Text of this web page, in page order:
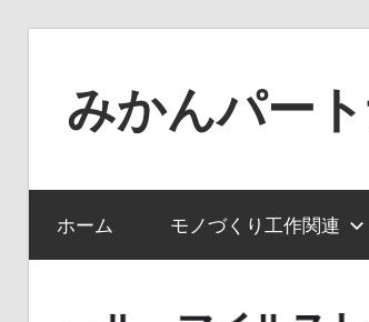
みかんパー
ー
ジ
ャ
ホーム モノづくり工作関連